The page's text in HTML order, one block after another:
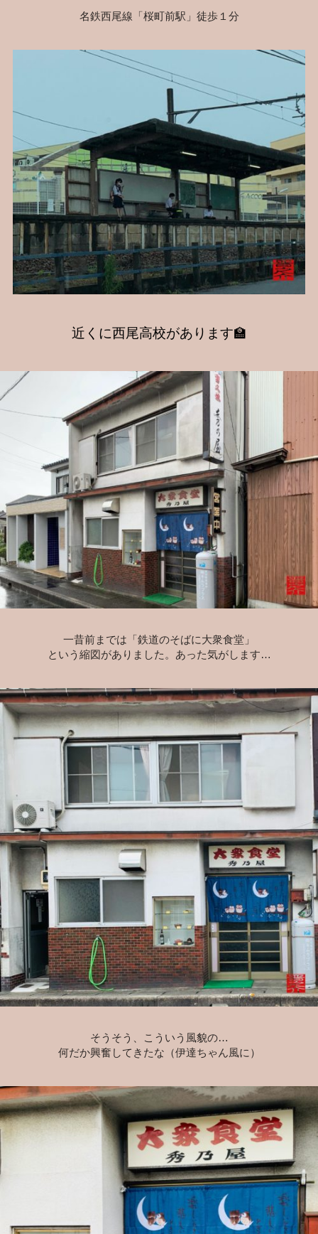
名鉄西尾線「桜町前駅」徒歩１分
近くに西尾高校があります🏫
一昔前までは「鉄道のそばに大衆食堂」
という縮図がありました。 あった気がします…
そうそう、こういう風貌の…
何だか興奮してきたな（伊達ちゃん風に）